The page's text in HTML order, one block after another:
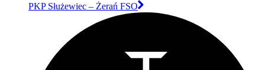
PKP Służewiec – Żerań FSO